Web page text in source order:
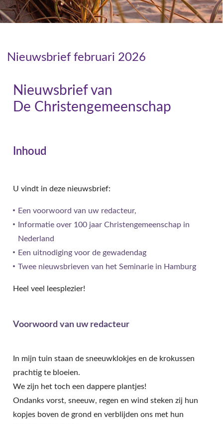
Nieuwsbrief februari 2026
Nieuwsbrief van
De Christengemeenschap
Inhoud
U vindt in deze nieuwsbrief:
Een voorwoord van uw redacteur,
Informatie over 100 jaar Christengemeenschap in
Nederland
Een uitnodiging voor de gewadendag
Twee nieuwsbrieven van het Seminarie in Hamburg
Heel veel leesplezier!
Voorwoord van uw redacteur
In mijn tuin staan de sneeuwklokjes en de krokussen
prachtig te bloeien.
We zijn het toch een dappere plantjes!
Ondanks vorst, sneeuw, regen en wind steken zij hun
kopjes boven de grond en verblijden ons met hun